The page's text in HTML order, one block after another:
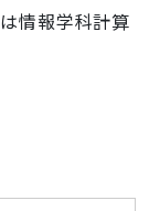
情報学科計算